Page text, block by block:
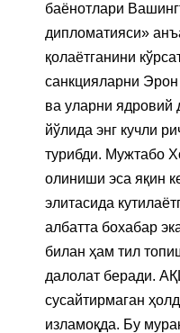
баёнотлари
дипломатияси»
қолаётганини
санкцияларни
ва уларни ядровий
йўлида энг кучли
турибди. Мужтабо
олиниши эса яқин
элитасида
албатта бохабар
билан ҳам тил
далолат беради.
сусайтирмаган
изламоқда. Бу